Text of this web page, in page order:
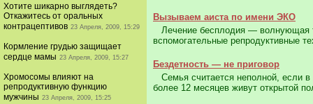
Хотите шикарно выглядеть?
Откажитесь от оральных
контрацептивов 23 Апреля, 2009, 15:29
Кормление грудью защищает
сердце мамы 23 Апреля, 2009, 15:27
Хромосомы влияют на
репродуктивную функцию
мужчины 23 Апреля, 2009, 15:25
Вызываем аиста по имени ЭКО
Лечение бесплодия — волнующая
вспомогательные репродуктивные
Бездетность — не приговор
Семья считается неполной, если
более 12 месяцев живут открытой